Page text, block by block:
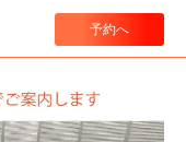
予約へ